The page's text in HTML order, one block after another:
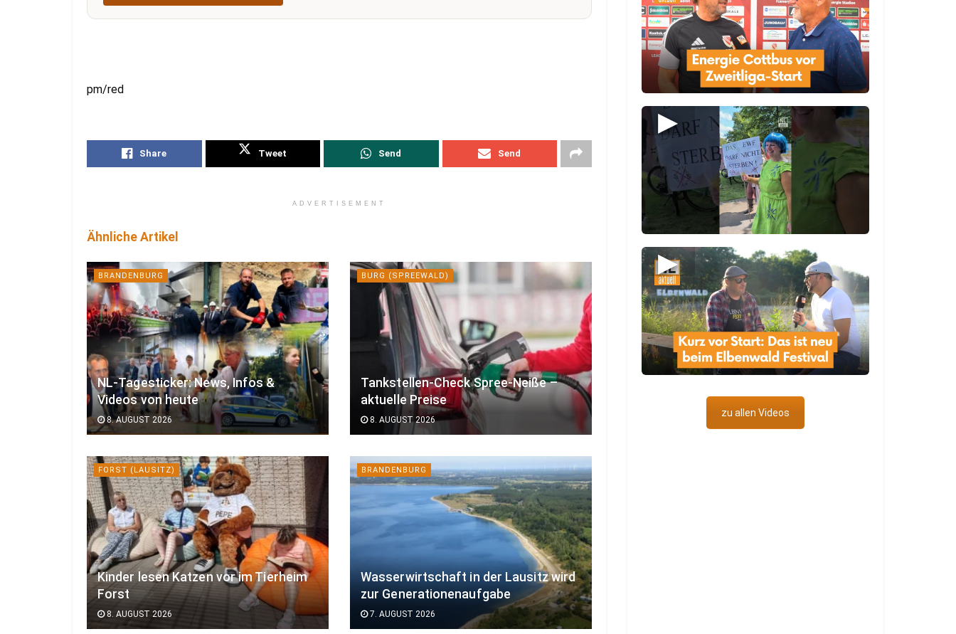
pm/red
Share Tweet Send Send
ADVERTISEMENT
Ähnliche Artikel
BRANDENBURG
NL-Tagesticker: News, Infos &
Videos von heute
8. AUGUST 2026
BURG (SPREEWALD)
Tankstellen-Check Spree-Neiße –
aktuelle Preise
8. AUGUST 2026
FORST (LAUSITZ)
Kinder lesen Katzen vor im Tierheim
Forst
8. AUGUST 2026
BRANDENBURG
Wasserwirtschaft in der Lausitz wird
zur Generationenaufgabe
7. AUGUST 2026
▶
▶
zu allen Videos